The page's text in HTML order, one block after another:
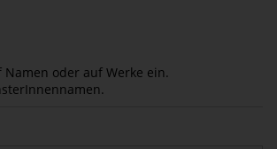
oder auf Werke ein.